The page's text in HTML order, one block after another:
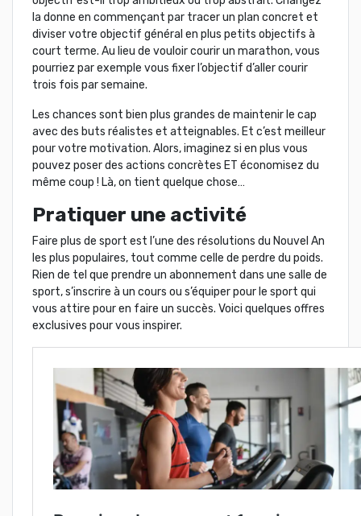
la donne en commençant par tracer un plan concret et
diviser votre objectif général en plus petits objectifs à
court terme. Au lieu de vouloir courir un marathon, vous
pourriez par exemple vous fixer l’objectif d’aller courir
trois fois par semaine.
Les chances sont bien plus grandes de maintenir le cap
avec des buts réalistes et atteignables. Et c’est meilleur
pour votre motivation. Alors, imaginez si en plus vous
pouvez poser des actions concrètes ET économisez du
même coup ! Là, on tient quelque chose…
Pratiquer une activité
Faire plus de sport est l’une des résolutions du Nouvel An
les plus populaires, tout comme celle de perdre du poids.
Rien de tel que prendre un abonnement dans une salle de
sport, s’inscrire à un cours ou s’équiper pour le sport qui
vous attire pour en faire un succès. Voici quelques offres
exclusives pour vous inspirer.